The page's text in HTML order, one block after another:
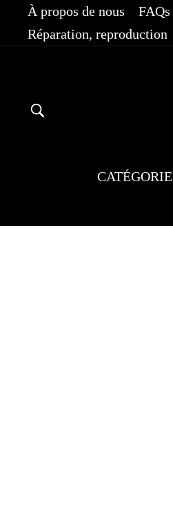
Passer
contenu
À propos de nous FAQs
Réparation, reproduction
CATÉGORIE